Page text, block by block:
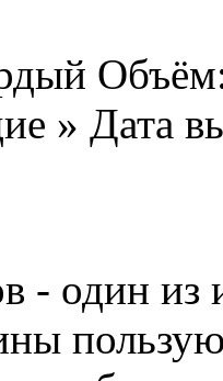
» Дата
- один из